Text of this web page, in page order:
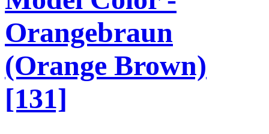
Orangebraun
(Orange Brown)
[131]